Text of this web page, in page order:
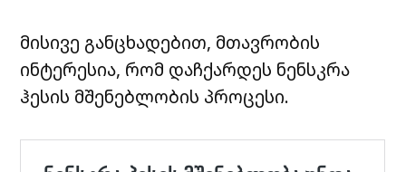
მისივე განცხადებით, მთავრობის
ინტერესია, რომ დაჩქარდეს ნენსკრა
ჰესის მშენებლობის პროცესი.